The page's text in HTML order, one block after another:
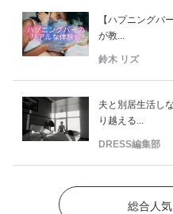
【ハプニングバ
が教...
鈴木 リズ
夫と別居生活し
り越える...
DRESS編集部
総合人